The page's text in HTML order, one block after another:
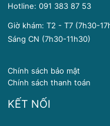
Hotline:091 383 87 53
Giờ khám: T2 - T7 (7h30-
Sáng CN (7h30-11h30)
Chính sách bảo mật
Chính sách thanh toán
KẾT NỐI